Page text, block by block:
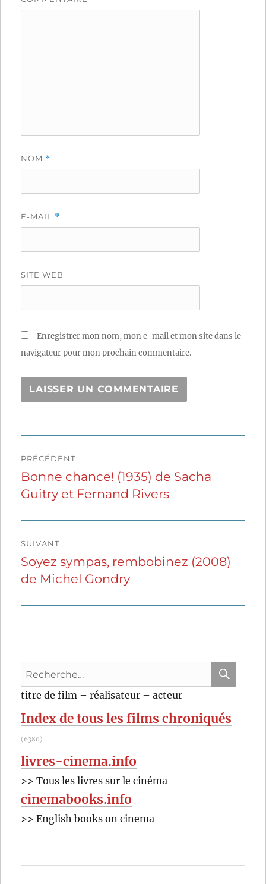
NOM *
E-MAIL *
SITE WEB
Enregistrer mon nom, mon e-mail et mon site dans le
navigateur pour mon prochain commentaire.
de
l’article
PRÉCÉDENT
Publication
précédente :
Bonne chance! (1935) de Sacha
Guitry et Fernand Rivers
SUIVANT
Publication
suivante :
Soyez sympas, rembobinez (2008)
de Michel Gondry
Recherche
pour
:
titre de film – réalisateur – acteur
Index de tous les films chroniqués
(6380)
livres-cinema.info
>> Tous les livres sur le cinéma
cinemabooks.info
>> English books on cinema